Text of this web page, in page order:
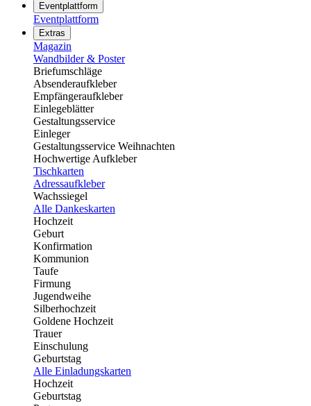
Eventplattform
Eventplattform
Extras
Magazin
Wandbilder & Poster
Briefumschläge
Absenderaufkleber
Empfängeraufkleber
Einlegeblätter
Gestaltungsservice
Einleger
Gestaltungsservice Weihnachten
Hochwertige Aufkleber
Tischkarten
Adressaufkleber
Wachssiegel
Alle Dankeskarten
Hochzeit
Geburt
Konfirmation
Kommunion
Taufe
Firmung
Jugendweihe
Silberhochzeit
Goldene Hochzeit
Trauer
Einschulung
Geburtstag
Alle Einladungskarten
Hochzeit
Geburtstag